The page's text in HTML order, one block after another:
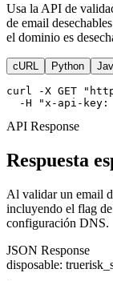
Usa la API de
de email
el dominio es
cURL Python
curl -X GET
-H "x-api-key:
API Response
Respuesta
Al validar un email
incluyendo el flag
configuración DNS.
JSON Response
disposable: true